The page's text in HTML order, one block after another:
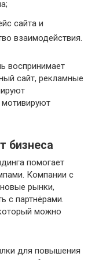
сайта и
взаимодействия.
воспринимает
сайт, рекламные
мотивируют
бизнеса
помогает
Компании с
рынки,
с партнёрами.
можно
для повышения